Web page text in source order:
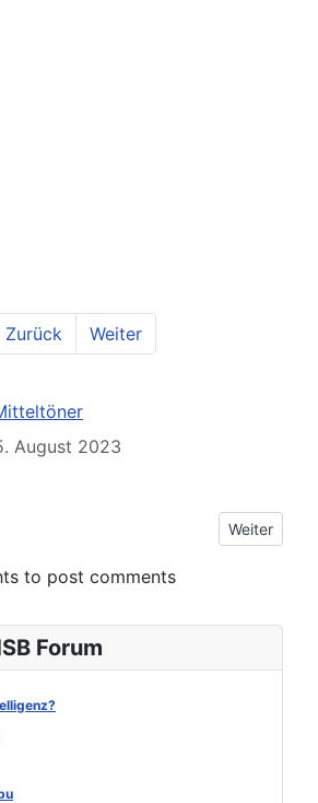
Forum
Zurück Weiter
August 2023
Redcatt Exclusive 6 Nächster
Weiter
to post comments